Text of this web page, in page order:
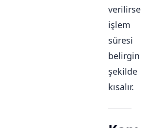
verilirse
işlem
süresi
belirgin
şekilde
kısalır.